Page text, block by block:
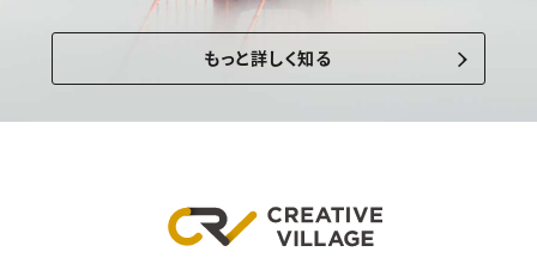
もっと詳しく知る